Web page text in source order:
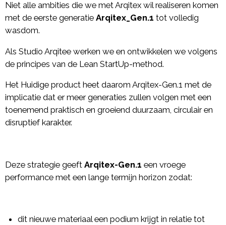
Niet alle ambities die we met Arqitex wil realiseren komen
met de eerste generatie Arqitex_Gen.1 tot volledig
wasdom.
Als Studio Arqitee werken we en ontwikkelen we volgens
de principes van de Lean StartUp-method.
Het Huidige product heet daarom Arqitex-Gen.1 met de
implicatie dat er meer generaties zullen volgen met een
toenemend praktisch en groeiend duurzaam, circulair en
disruptief karakter.
Deze strategie geeft Arqitex-Gen.1 een vroege
performance met een lange termijn horizon zodat:
dit nieuwe materiaal een podium krijgt in relatie tot